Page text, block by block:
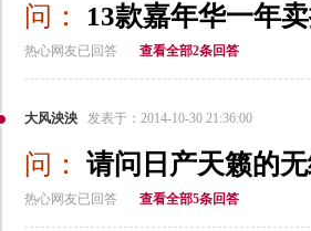
问： 13款嘉年华一年
热心网友已回答 查看全部2条回答
大风泱泱 发表于：2014-10-30 21:36:00
问： 请问日产天籁的
热心网友已回答 查看全部5条回答